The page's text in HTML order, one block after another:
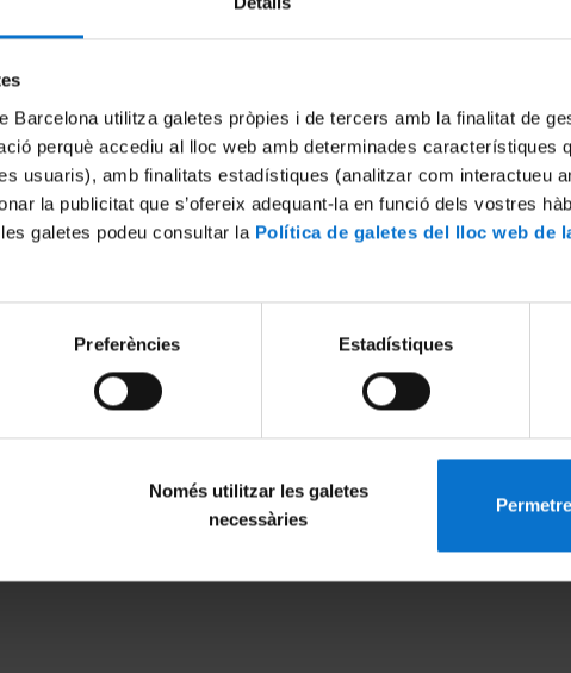
Barcelona utilitza galetes pròpies i de tercers amb la finalitat de
perquè accediu al lloc web amb determinades característiques
usuaris), amb finalitats estadístiques (analitzar com interactueu
la publicitat que s’ofereix adequant-la en funció dels vostres
galetes podeu consultar la Política de galetes del lloc web de
Preferències Estadístiques
Només utilitzar les galetes
necessàries
MENÚ PEU 1